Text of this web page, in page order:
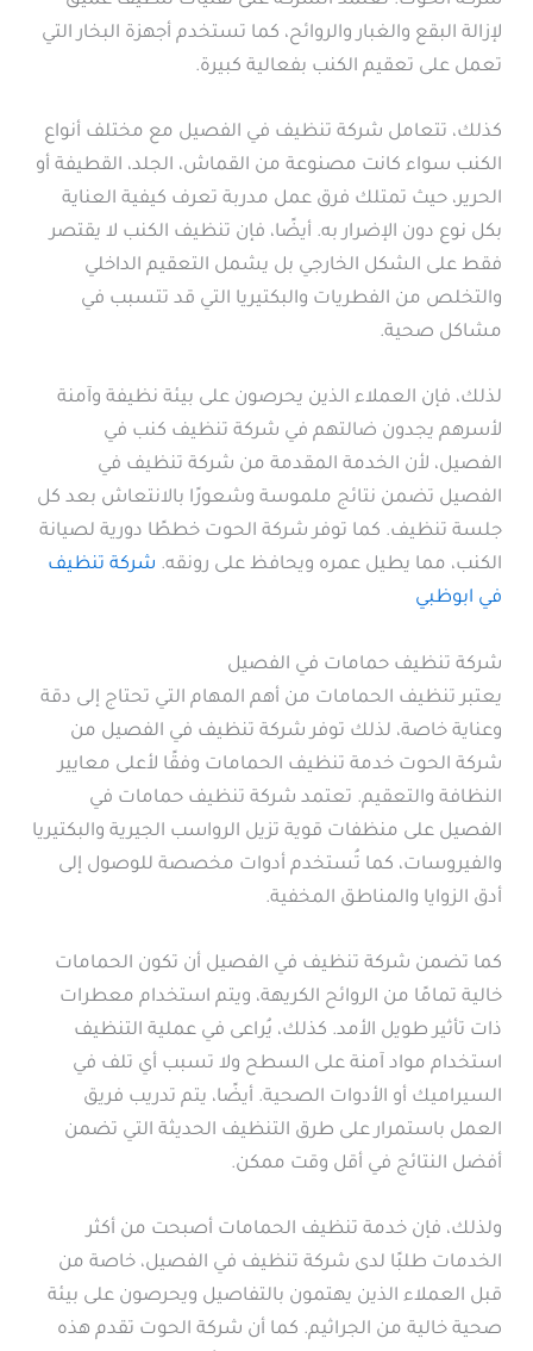
لإزالة البقع والغبار والروائح، كما تستخدم أجهزة البخار التي
تعمل على تعقيم الكنب بفعالية كبيرة.
كذلك، تتعامل شركة تنظيف في الفصيل مع مختلف أنواع
الكنب سواء كانت مصنوعة من القماش، الجلد، القطيفة أو
الحرير، حيث تمتلك فرق عمل مدربة تعرف كيفية العناية
بكل نوع دون الإضرار به. أيضًا، فإن تنظيف الكنب لا يقتصر
فقط على الشكل الخارجي بل يشمل التعقيم الداخلي
والتخلص من الفطريات والبكتيريا التي قد تتسبب في
مشاكل صحية.
لذلك، فإن العملاء الذين يحرصون على بيئة نظيفة وآمنة
لأسرهم يجدون ضالتهم في شركة تنظيف كنب في
الفصيل، لأن الخدمة المقدمة من شركة تنظيف في
الفصيل تضمن نتائج ملموسة وشعورًا بالانتعاش بعد كل
جلسة تنظيف. كما توفر شركة الحوت خططًا دورية لصيانة
الكنب، مما يطيل عمره ويحافظ على رونقه. شركة تنظيف
في ابوظبي
شركة تنظيف حمامات في الفصيل
يعتبر تنظيف الحمامات من أهم المهام التي تحتاج إلى دقة
وعناية خاصة، لذلك توفر شركة تنظيف في الفصيل من
شركة الحوت خدمة تنظيف الحمامات وفقًا لأعلى معايير
النظافة والتعقيم. تعتمد شركة تنظيف حمامات في
الفصيل على منظفات قوية تزيل الرواسب الجيرية والبكتيريا
والفيروسات، كما تُستخدم أدوات مخصصة للوصول إلى
أدق الزوايا والمناطق المخفية.
كما تضمن شركة تنظيف في الفصيل أن تكون الحمامات
خالية تمامًا من الروائح الكريهة، ويتم استخدام معطرات
ذات تأثير طويل الأمد. كذلك، يُراعى في عملية التنظيف
استخدام مواد آمنة على السطح ولا تسبب أي تلف في
السيراميك أو الأدوات الصحية. أيضًا، يتم تدريب فريق
العمل باستمرار على طرق التنظيف الحديثة التي تضمن
أفضل النتائج في أقل وقت ممكن.
ولذلك، فإن خدمة تنظيف الحمامات أصبحت من أكثر
الخدمات طلبًا لدى شركة تنظيف في الفصيل، خاصة من
قبل العملاء الذين يهتمون بالتفاصيل ويحرصون على بيئة
صحية خالية من الجراثيم. كما أن شركة الحوت تقدم هذه